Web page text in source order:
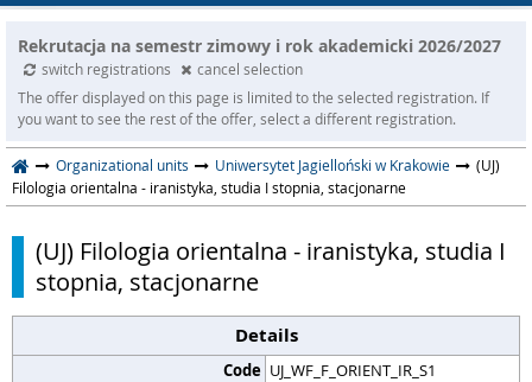
Rekrutacja na semestr zimowy i rok akademicki 2026/2027
switch registrations
cancel selection
The offer displayed on this page is limited to the selected registration. If
you want to see the rest of the offer, select a different registration.
Organizational units Uniwersytet Jagielloński w Krakowie
(UJ)
Filologia orientalna - iranistyka, studia I stopnia, stacjonarne
(UJ) Filologia orientalna - iranistyka, studia I
stopnia, stacjonarne
Details
Code UJ_WF_F_ORIENT_IR_S1